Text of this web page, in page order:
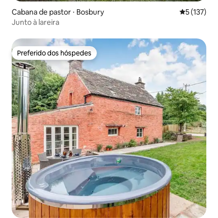
Cabana de pastor ⋅ Bosbury 5 de uma
5 (137)
Junto à lareira
Preferido dos hóspedes
Preferido dos hóspedes